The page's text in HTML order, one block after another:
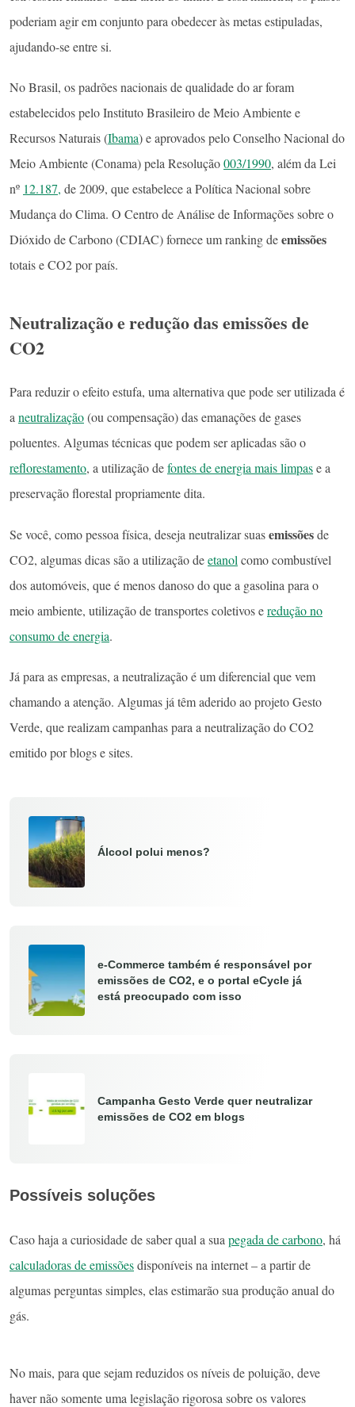
poderiam agir em conjunto para obedecer às metas estipuladas,
ajudando-se entre si.
No Brasil, os padrões nacionais de qualidade do ar foram
estabelecidos pelo Instituto Brasileiro de Meio Ambiente e
Recursos Naturais (Ibama) e aprovados pelo Conselho Nacional do
Meio Ambiente (Conama) pela Resolução003/1990, além da Lei
nº 12.187, de 2009, que estabelece a Política Nacional sobre
Mudança do Clima. O Centro de Análise de Informações sobre o
Dióxido de Carbono (CDIAC) fornece um ranking deemissões
totais e CO2 por país.
Neutralização e redução das emissões de
CO2
Para reduzir o efeito estufa, uma alternativa que pode ser utilizada é
aneutralização(ou compensação) das emanações de gases
poluentes. Algumas técnicas que podem ser aplicadas são o
reflorestamento, a utilização defontes de energia mais limpase a
preservação florestal propriamente dita.
Se você, como pessoa física, deseja neutralizar suasemissõesde
CO2, algumas dicas são a utilização deetanol como combustível
dos automóveis, que é menos danoso do que a gasolina para o
meio ambiente, utilização de transportes coletivos eredução no
consumo de energia.
Já para as empresas, a neutralização é um diferencial que vem
chamando a atenção. Algumas já têm aderido ao projeto Gesto
Verde, que realizam campanhas para a neutralização do CO2
emitido por blogs e sites.
Álcool polui menos?
e-Commerce também é responsável por
emissões de CO2, e o portal eCycle já
está preocupado com isso
Campanha Gesto Verde quer neutralizar
emissões de CO2 em blogs
Possíveis soluções
Caso haja a curiosidade de saber qual a sua pegada de carbono, há
calculadoras de emissõesdisponíveis na internet – a partir de
algumas perguntas simples, elas estimarão sua produção anual do
gás.
No mais, para que sejam reduzidos os níveis de poluição, deve
haver não somente uma legislação rigorosa sobre os valores